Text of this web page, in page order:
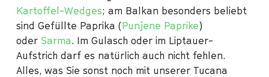
Kartoffel-Wedges; am Balkan besonders beliebt
sind Gefüllte Paprika (Punjene Paprike)
oder Sarma. Im Gulasch oder im Liptauer-
Aufstrich darf es natürlich auch nicht fehlen.
Alles, was Sie sonst noch mit unserer Tucana